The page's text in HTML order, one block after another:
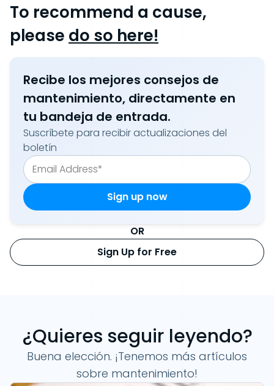
To recommend a cause,
please do so here!
Recibe los mejores consejos de
mantenimiento, directamente en
tu bandeja de entrada.
Suscríbete para recibir actualizaciones del
boletín
OR
Sign Up for Free
¿Quieres seguir leyendo?
Buena elección. ¡Tenemos más artículos
sobre mantenimiento!